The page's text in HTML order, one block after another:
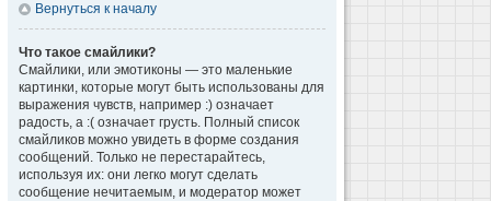
Вернуться к началу
Что такое смайлики?
Смайлики, или эмотиконы — это маленькие
картинки, которые могут быть использованы для
выражения чувств, например :) означает
радость, а :( означает грусть. Полный список
смайликов можно увидеть в форме создания
сообщений. Только не перестарайтесь,
используя их: они легко могут сделать
сообщение нечитаемым, и модератор может